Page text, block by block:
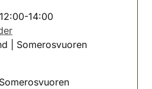
14:00
| Somerosvuoren